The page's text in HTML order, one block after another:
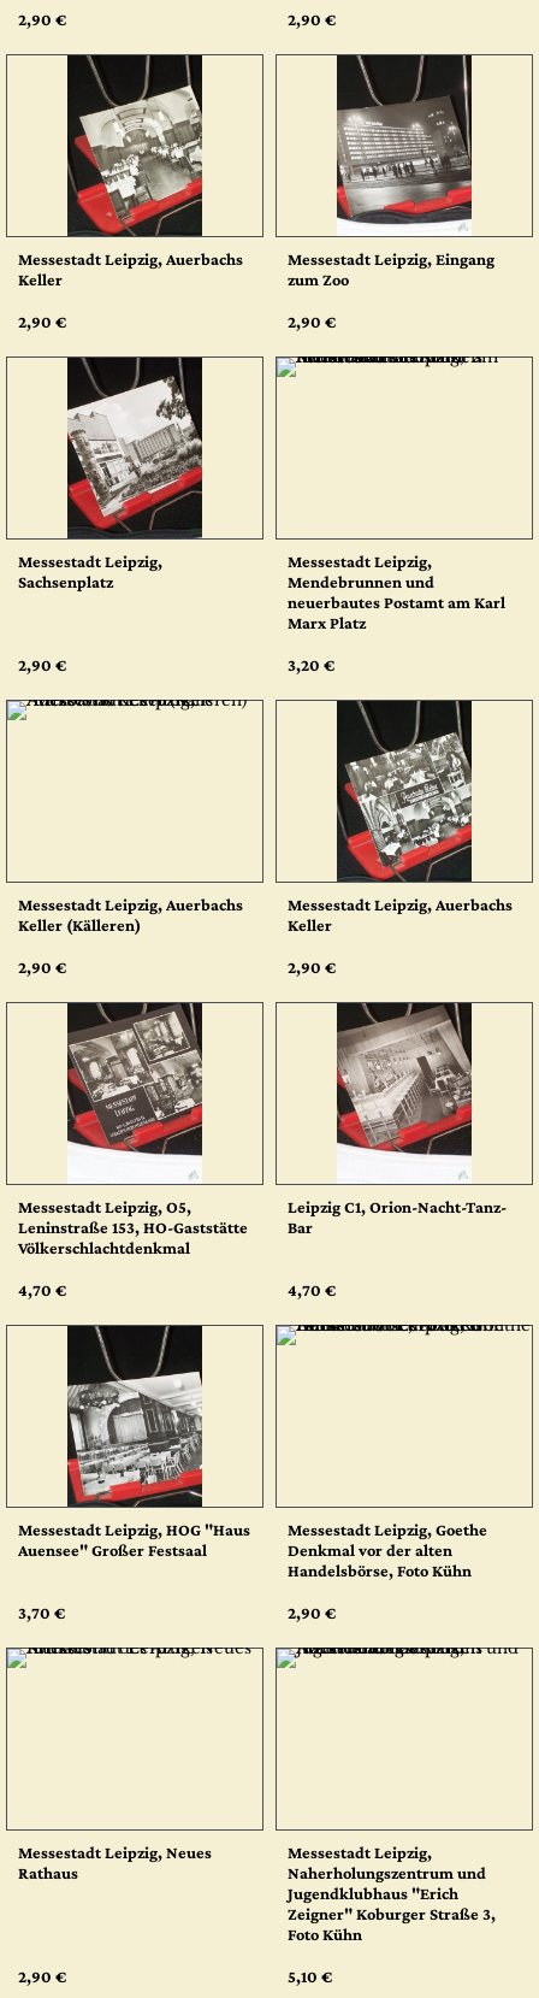
2,90 € 2,90 €
Messestadt Leipzig, Auerbachs
Keller
2,90 €
Messestadt Leipzig, Eingang
zum Zoo
2,90 €
Messestadt Leipzig,
Sachsenplatz
2,90 €
Messestadt Leipzig,
Mendebrunnen und
neuerbautes Postamt am Karl
Marx Platz
3,20 €
Messestadt Leipzig, Auerbachs
Keller (Källeren)
2,90 €
Messestadt Leipzig, Auerbachs
Keller
2,90 €
Messestadt Leipzig, O5,
Leninstraße 153, HO-Gaststätte
Völkerschlachtdenkmal
4,70 €
Leipzig C1, Orion-Nacht-Tanz-
Bar
4,70 €
Messestadt Leipzig, HOG "Haus
Auensee" Großer Festsaal
3,70 €
Messestadt Leipzig, Goethe
Denkmal vor der alten
Handelsbörse, Foto Kühn
2,90 €
Messestadt Leipzig, Neues
Rathaus
2,90 €
Messestadt Leipzig,
Naherholungszentrum und
Jugendklubhaus "Erich
Zeigner" Koburger Straße 3,
Foto Kühn
5,10 €